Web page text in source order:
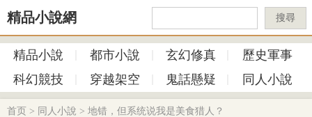
精品小說網 搜尋
精品小說 都市小說 玄幻修真
歷史軍事
科幻競技
穿越架空 鬼話懸疑 同人小說
首页 > 同人小說 > 地错，但系统说我是美食猎人？